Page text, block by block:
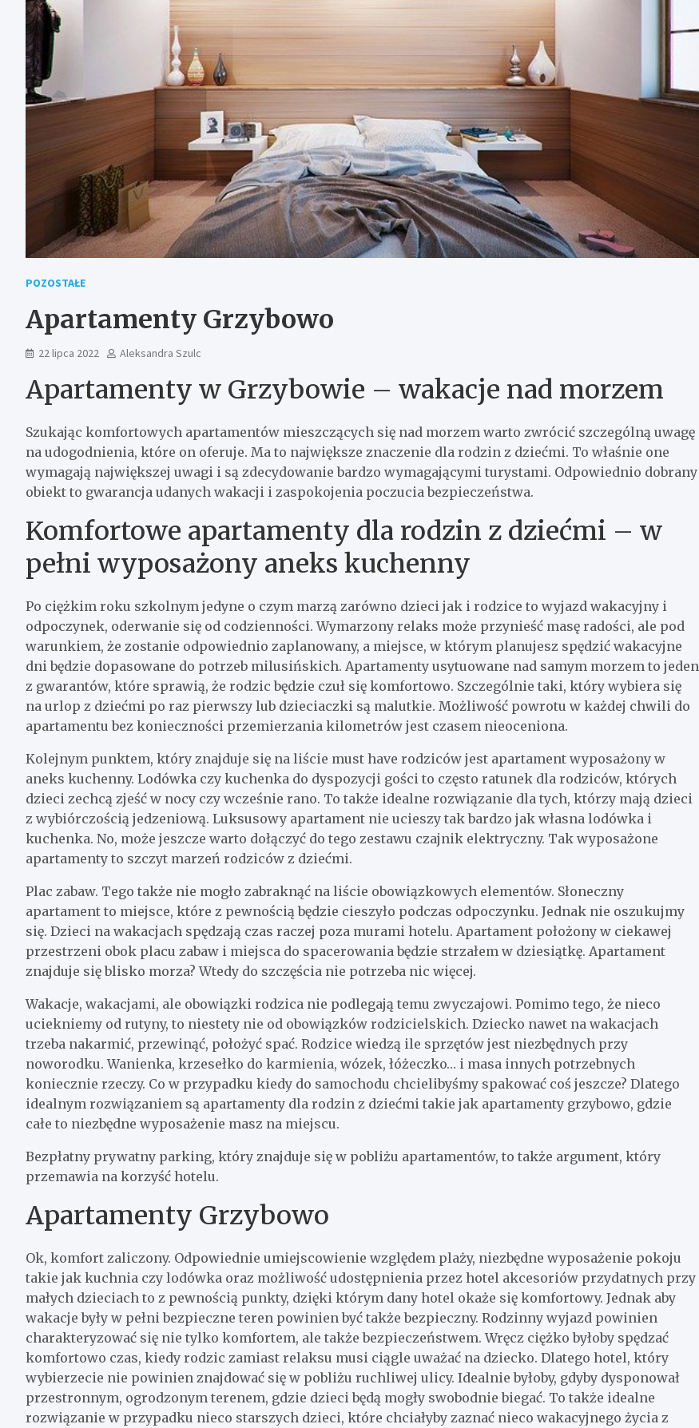
POZOSTAŁE
Apartamenty Grzybowo
22 lipca 2022 Aleksandra Szulc
Apartamenty w Grzybowie – wakacje nad morzem
Szukając komfortowych apartamentów mieszczących się nad morzem warto zwrócić szczególną uwagę
na udogodnienia, które on oferuje. Ma to największe znaczenie dla rodzin z dziećmi. To właśnie one
wymagają największej uwagi i są zdecydowanie bardzo wymagającymi turystami. Odpowiednio dobrany
obiekt to gwarancja udanych wakacji i zaspokojenia poczucia bezpieczeństwa.
Komfortowe apartamenty dla rodzin z dziećmi – w
pełni wyposażony aneks kuchenny
Po ciężkim roku szkolnym jedyne o czym marzą zarówno dzieci jak i rodzice to wyjazd wakacyjny i
odpoczynek, oderwanie się od codzienności. Wymarzony relaks może przynieść masę radości, ale pod
warunkiem, że zostanie odpowiednio zaplanowany, a miejsce, w którym planujesz spędzić wakacyjne
dni będzie dopasowane do potrzeb milusińskich. Apartamenty usytuowane nad samym morzem to jeden
z gwarantów, które sprawią, że rodzic będzie czuł się komfortowo. Szczególnie taki, który wybiera się
na urlop z dziećmi po raz pierwszy lub dzieciaczki są malutkie. Możliwość powrotu w każdej chwili do
apartamentu bez konieczności przemierzania kilometrów jest czasem nieoceniona.
Kolejnym punktem, który znajduje się na liście must have rodziców jest apartament wyposażony w
aneks kuchenny. Lodówka czy kuchenka do dyspozycji gości to często ratunek dla rodziców, których
dzieci zechcą zjeść w nocy czy wcześnie rano. To także idealne rozwiązanie dla tych, którzy mają dzieci
z wybiórczością jedzeniową. Luksusowy apartament nie ucieszy tak bardzo jak własna lodówka i
kuchenka. No, może jeszcze warto dołączyć do tego zestawu czajnik elektryczny. Tak wyposażone
apartamenty to szczyt marzeń rodziców z dziećmi.
Plac zabaw. Tego także nie mogło zabraknąć na liście obowiązkowych elementów. Słoneczny
apartament to miejsce, które z pewnością będzie cieszyło podczas odpoczynku. Jednak nie oszukujmy
się. Dzieci na wakacjach spędzają czas raczej poza murami hotelu. Apartament położony w ciekawej
przestrzeni obok placu zabaw i miejsca do spacerowania będzie strzałem w dziesiątkę. Apartament
znajduje się blisko morza? Wtedy do szczęścia nie potrzeba nic więcej.
Wakacje, wakacjami, ale obowiązki rodzica nie podlegają temu zwyczajowi. Pomimo tego, że nieco
uciekniemy od rutyny, to niestety nie od obowiązków rodzicielskich. Dziecko nawet na wakacjach
trzeba nakarmić, przewinąć, położyć spać. Rodzice wiedzą ile sprzętów jest niezbędnych przy
noworodku. Wanienka, krzesełko do karmienia, wózek, łóżeczko… i masa innych potrzebnych
koniecznie rzeczy. Co w przypadku kiedy do samochodu chcielibyśmy spakować coś jeszcze? Dlatego
idealnym rozwiązaniem są apartamenty dla rodzin z dziećmi takie jak apartamenty grzybowo, gdzie
całe to niezbędne wyposażenie masz na miejscu.
Bezpłatny prywatny parking, który znajduje się w pobliżu apartamentów, to także argument, który
przemawia na korzyść hotelu.
Apartamenty Grzybowo
Ok, komfort zaliczony. Odpowiednie umiejscowienie względem plaży, niezbędne wyposażenie pokoju
takie jak kuchnia czy lodówka oraz możliwość udostępnienia przez hotel akcesoriów przydatnych przy
małych dzieciach to z pewnością punkty, dzięki którym dany hotel okaże się komfortowy. Jednak aby
wakacje były w pełni bezpieczne teren powinien być także bezpieczny. Rodzinny wyjazd powinien
charakteryzować się nie tylko komfortem, ale także bezpieczeństwem. Wręcz ciężko byłoby spędzać
komfortowo czas, kiedy rodzic zamiast relaksu musi ciągle uważać na dziecko. Dlatego hotel, który
wybierzecie nie powinien znajdować się w pobliżu ruchliwej ulicy. Idealnie byłoby, gdyby dysponował
przestronnym, ogrodzonym terenem, gdzie dzieci będą mogły swobodnie biegać. To także idealne
rozwiązanie w przypadku nieco starszych dzieci, które chciałyby zaznać nieco wakacyjnego życia z